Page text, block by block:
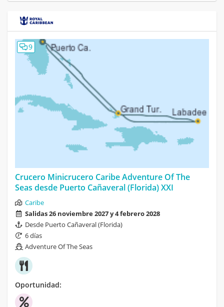
9
Crucero Minicrucero Caribe Adventure Of The
Seas desde Puerto Cañaveral (Florida) XXI
Caribe
Salidas 26 noviembre 2027 y 4 febrero 2028
Desde Puerto Cañaveral (Florida)
6 días
Adventure Of The Seas
Oportunidad: